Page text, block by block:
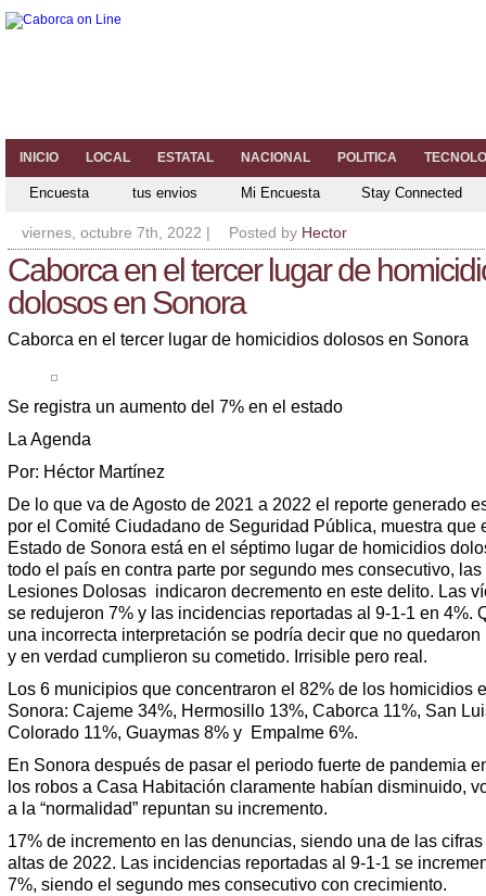
INICIO LOCAL ESTATAL NACIONAL POLITICA
Encuesta tus envios Mi Encuesta Stay Connected
viernes, octubre 7th, 2022 Posted by Hector
Caborca en el tercer lugar de
dolosos en Sonora
Caborca en el tercer lugar de homicidios dolosos en Sonora
Se registra un aumento del 7% en el estado
La Agenda
Por: Héctor Martínez
De lo que va de Agosto de 2021 a 2022 el reporte generado
por el Comité Ciudadano de Seguridad Pública, muestra que
Estado de Sonora está en el séptimo lugar de homicidios
todo el país en contra parte por segundo mes consecutivo, las
Lesiones Dolosas indicaron decremento en este delito. Las
se redujeron 7% y las incidencias reportadas al 9-1-1 en 4%.
una incorrecta interpretación se podría decir que no quedaron
y en verdad cumplieron su cometido. Irrisible pero real.
Los 6 municipios que concentraron el 82% de los homicidios
Sonora: Cajeme 34%, Hermosillo 13%, Caborca 11%, San
Colorado 11%, Guaymas 8% y Empalme 6%.
En Sonora después de pasar el periodo fuerte de pandemia
los robos a Casa Habitación claramente habían disminuido,
a la “normalidad” repuntan su incremento.
17% de incremento en las denuncias, siendo una de las
altas de 2022. Las incidencias reportadas al 9-1-1 se
7%, siendo el segundo mes consecutivo con crecimiento.